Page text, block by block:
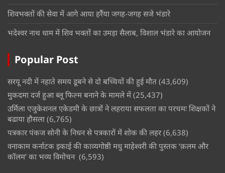
शिवभक्तों की सेवा में आगे आया हर्रैया जगह-जगह सजे भंडारे
भदेश्वर नाथ धाम में शिव भक्तों का उमड़ा सैलाब, विशाल भंडारे का आयोजन
Popular Post
सरयू नदी में नहाते समय डूबने से दो बच्चियों की हुई मौत (43,609)
मुकदमा दर्ज हुआ ब्लू फिल्म बनाने के मामले में (25,437)
उर्मिला एजुकेशनल एकेडमी के छात्रों ने लहराया सफलता का परचमः शिक्षकों ने
बढाया हौसला (6,765)
पत्रकार पंकज सोनी के निधन से पत्रकारों में शोक की लहर (6,638)
वनाकाम कर्नाटक इकाई की काव्यगोष्ठी मधु माहेश्वरी की पुस्तक ‘क़लम और
कॉलम’ का भव्य विमोचन (6,593)